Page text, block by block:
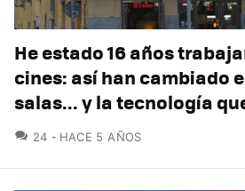
He estado 16 años
cines: así han cambiado
salas... y la tecnología
24 COMENTARIOS
HACE 5 AÑOS